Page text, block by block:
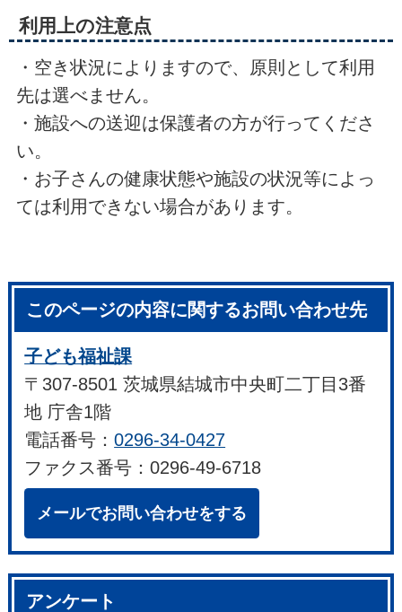
利用上の注意点
・空き状況によりますので、原則として利用
先は選べません。
・施設への送迎は保護者の方が行ってくださ
い。
・お子さんの健康状態や施設の状況等によっ
ては利用できない場合があります。
このページの内容に関するお問い合わせ先
子ども福祉課
〒307-8501 茨城県結城市中央町二丁目3番
地 庁舎1階
電話番号：0296-34-0427
ファクス番号：0296-49-6718
メールでお問い合わせをする
アンケート